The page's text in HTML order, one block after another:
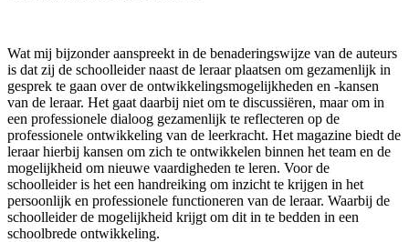
Wat mij bijzonder aanspreekt in de benaderingswijze van de auteurs
is dat zij de schoolleider naast de leraar plaatsen om gezamenlijk in
gesprek te gaan over de ontwikkelingsmogelijkheden en -kansen
van de leraar. Het gaat daarbij niet om te discussiëren, maar om in
een professionele dialoog gezamenlijk te reflecteren op de
professionele ontwikkeling van de leerkracht. Het magazine biedt de
leraar hierbij kansen om zich te ontwikkelen binnen het team en de
mogelijkheid om nieuwe vaardigheden te leren. Voor de
schoolleider is het een handreiking om inzicht te krijgen in het
persoonlijk en professionele functioneren van de leraar. Waarbij de
schoolleider de mogelijkheid krijgt om dit in te bedden in een
schoolbrede ontwikkeling.